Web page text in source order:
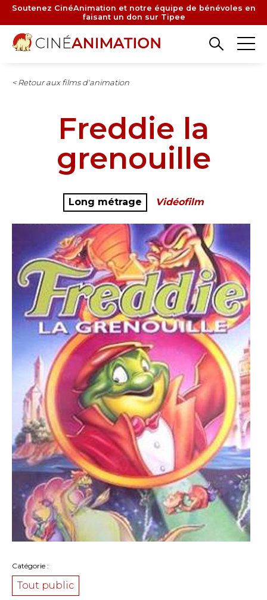
Aller
contenu
principal
Soutenez CinéAnimation et notre équipe de bénévoles en
faisant un don sur Tipee
< Retour aux films d'animation
Freddie la
grenouille
Long métrage Vidéofilm
Catégorie
Tout public